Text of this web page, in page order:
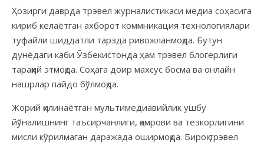
Ҳозирги даврда трэвел журналистикаси медиа соҳасига
кириб келаётган ахборот коммникация технологиялари
туфайли шиддатли тарзда ривожланмоқда. Бутун
дунёдаги каби Ўзбекистонда ҳам трэвел блогерлиги
тараққий этмоқда. Соҳага доир махсус босма ва онлайн
нашрлар пайдо бўлмоқда.
Жорий қилинаётган мультимедиавийлик ушбу
йўналишнинг таъсирчанлиги, қамрови ва тезкорлигини
мисли кўрилмаган даражада оширмоқда. Бироқ трэвел